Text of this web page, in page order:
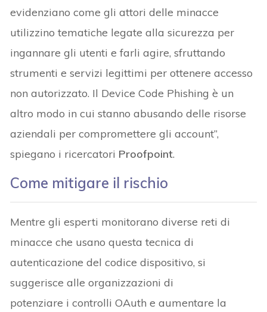
evidenziano come gli attori delle minacce
utilizzino tematiche legate alla sicurezza per
ingannare gli utenti e farli agire, sfruttando
strumenti e servizi legittimi per ottenere accesso
non autorizzato. Il Device Code Phishing è un
altro modo in cui stanno abusando delle risorse
aziendali per compromettere gli account”,
spiegano i ricercatori Proofpoint.
Come mitigare il rischio
Mentre gli esperti monitorano diverse reti di
minacce che usano questa tecnica di
autenticazione del codice dispositivo, si
suggerisce alle organizzazioni di
potenziare i controlli OAuth e aumentare la